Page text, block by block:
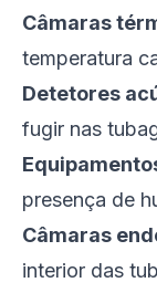
Câmaras
temperatura
Detetores
fugir nas
presença de
Câmaras
interior das